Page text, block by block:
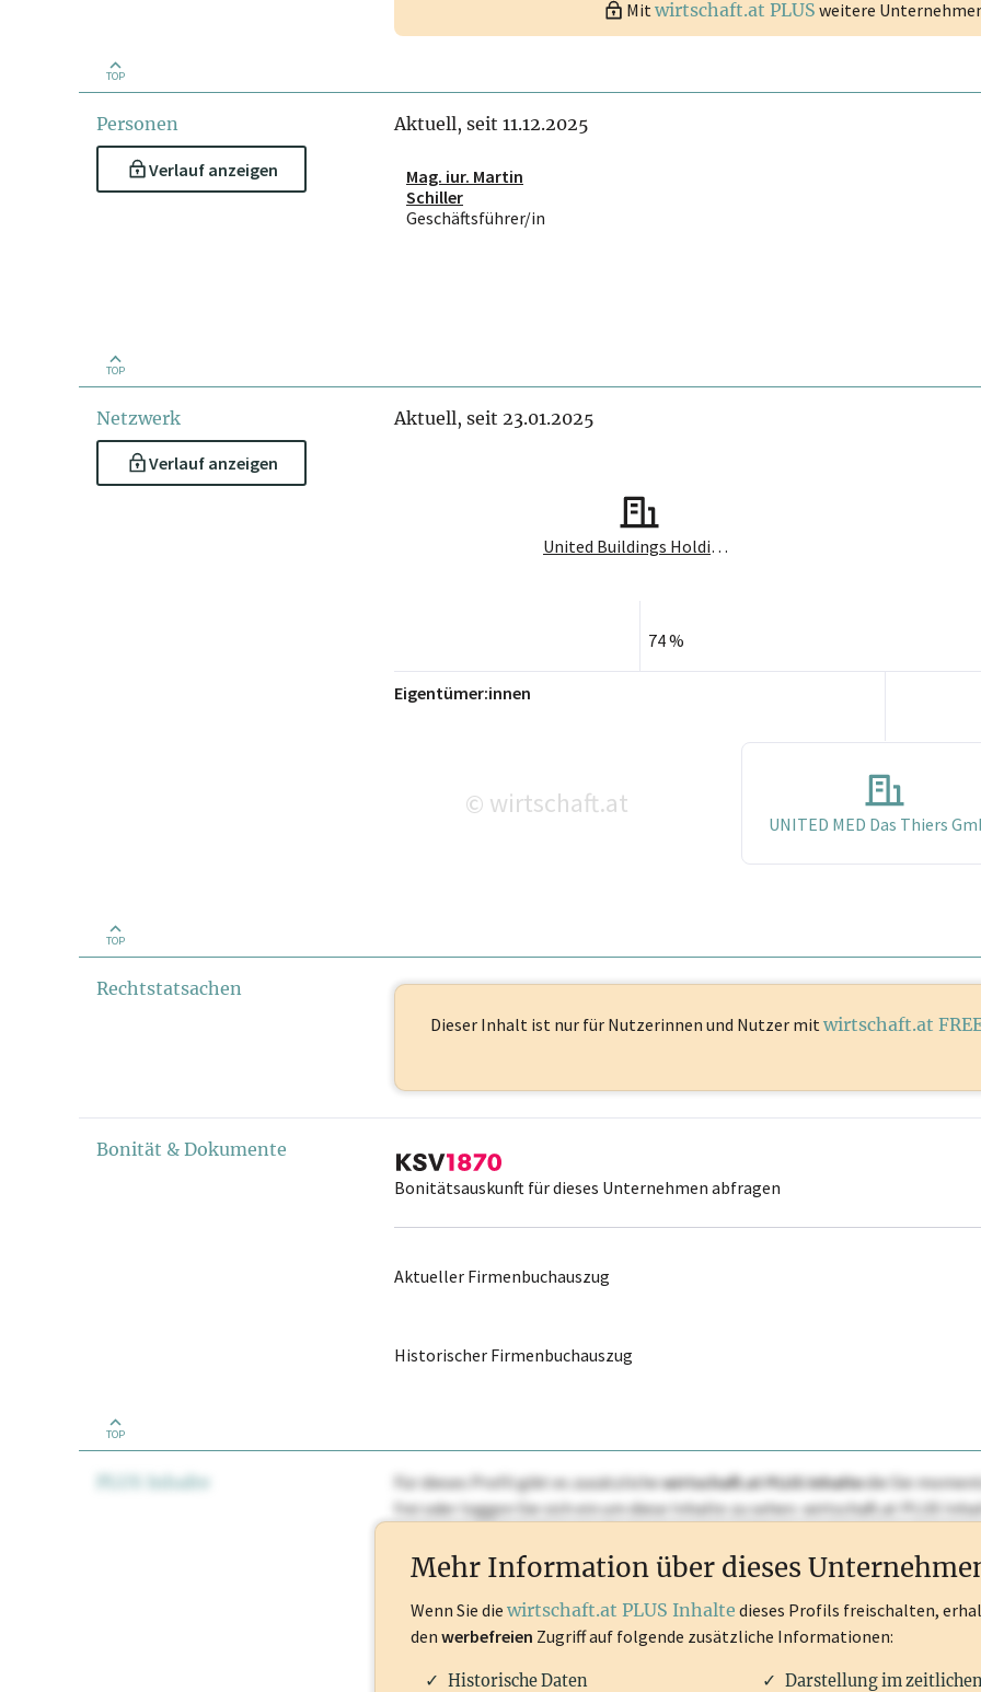
Mitwirtschaft.at PLUS weitere
TOP
Personen
Verlauf anzeigen
Aktuell, seit 11.12.2025
Mag. iur. Martin
Schiller
Geschäftsführer/in
TOP
Netzwerk
Verlauf anzeigen
Aktuell, seit 23.01.2025
United Buildings Holding GmbH
74 %
Eigentümer:innen
© wirtschaft.at
UNITED MED Das Thiers
TOP
Rechtstatsachen
Dieser Inhalt ist nur für Nutzerinnen und Nutzer mit wirtschaft.at
Bonität & Dokumente
Bonitätsauskunft für dieses Unternehmen abfragen
Aktueller Firmenbuchauszug
Historischer Firmenbuchauszug
TOP
PLUS Inhalte Für dieses Profil gibt es zusätzlichewirtschaft.at PLUS Inhaltedie Sie
frei oder loggen Sie sich ein um diese Inhalte zu sehen. wirtschaft.at PLUS
Mehr Information über dieses
Wenn Sie die wirtschaft.at PLUS Inhalte dieses Profils freischalten,
den werbefreien Zugriff auf folgende zusätzliche Informationen:
Historische Daten
Darstellung im